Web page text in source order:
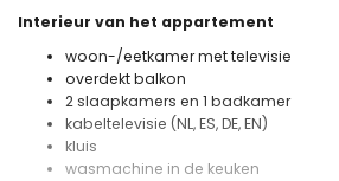
Interieur van het appartement
woon-/eetkamer met televisie
overdekt balkon
2 slaapkamers en 1 badkamer
kabeltelevisie (NL, ES, DE, EN)
kluis
wasmachine in de keuken